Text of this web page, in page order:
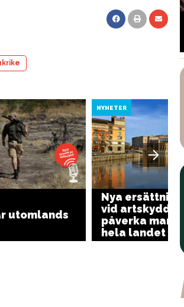
utomlands
NYHETER
Nya
vid artskydd –
påverka
hela landet
Viltravioli med vin och